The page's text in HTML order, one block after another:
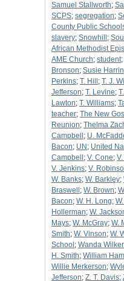
Samuel Stallworth;
SCPS; segregation;
County Public
slavery; Snowhill ;
African Methodist
AME Church; student;
Bronson; Susie
Perkins; T. Hill ; T. J.
Jefferson; T. Levine;
Lawton; T. Williams;
teacher; The New
Reunion; Thelma
Campbell ; U.
Bacon; UN ; United
Campbell ; V. Cone;
V. Jenkins; V.
W. Banks; W. Barkley;
Braswell ; W. Brown;
Bacon; W. H. Long;
Hollerman; W.
Mays; W. McGray; W.
Smith; W. Vinson; W.
School ; Wanda
H. Smith; William
Willie Merkerson;
Jefferson; Z. T. Davis;